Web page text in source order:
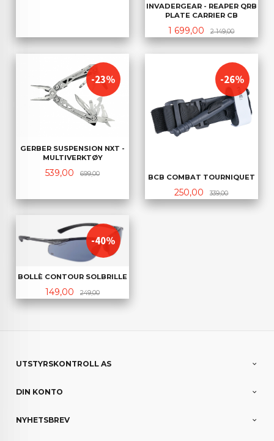
INVADERGEAR - REAPER QRB
PLATE CARRIER CB
Tilbud
1 699,00 2 149,00Rabatt
GERBER SUSPENSION NXT -
MULTIVERKTØY
Tilbud
539,00 699,00Rabatt
-23%
BCB COMBAT TOURNIQUET
Tilbud
250,00 339,00Rabatt
-26%
BOLLÈ CONTOUR SOLBRILLE
Tilbud
149,00 249,00Rabatt
-40%
UTSTYRSKONTROLL AS
DIN KONTO
NYHETSBREV